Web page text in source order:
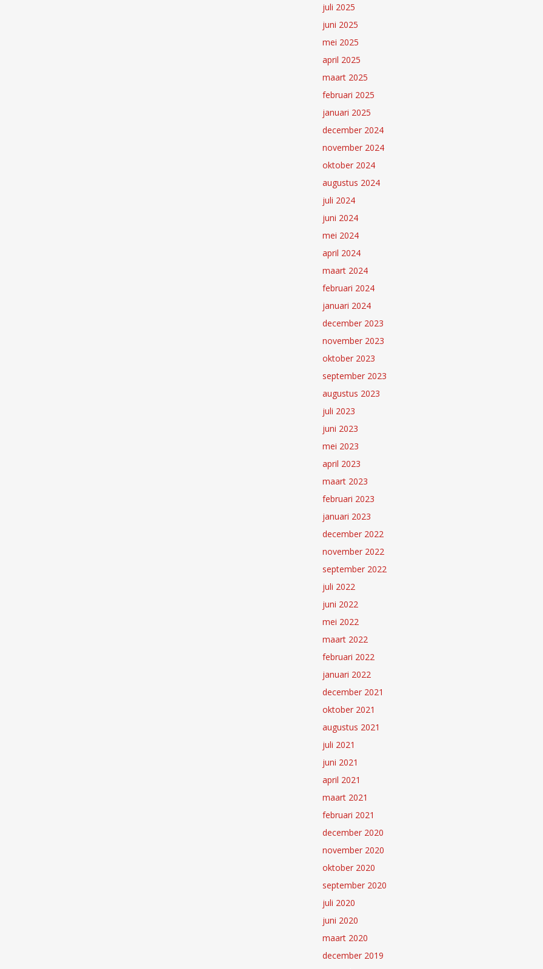
juli 2025
juni 2025
mei 2025
april 2025
maart 2025
februari 2025
januari 2025
december 2024
november 2024
oktober 2024
augustus 2024
juli 2024
juni 2024
mei 2024
april 2024
maart 2024
februari 2024
januari 2024
december 2023
november 2023
oktober 2023
september 2023
augustus 2023
juli 2023
juni 2023
mei 2023
april 2023
maart 2023
februari 2023
januari 2023
december 2022
november 2022
september 2022
juli 2022
juni 2022
mei 2022
maart 2022
februari 2022
januari 2022
december 2021
oktober 2021
augustus 2021
juli 2021
juni 2021
april 2021
maart 2021
februari 2021
december 2020
november 2020
oktober 2020
september 2020
juli 2020
juni 2020
maart 2020
december 2019